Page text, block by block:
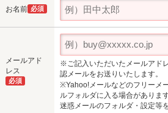
お名前 必須
メールアド
レス
必須
※ご記入いただいたメールアド
認メールをお送りいたします。
※Yahoo!メールなどのフリーメ
ルフォルダに入る場合があります
迷惑メールのフォルダ・設定等